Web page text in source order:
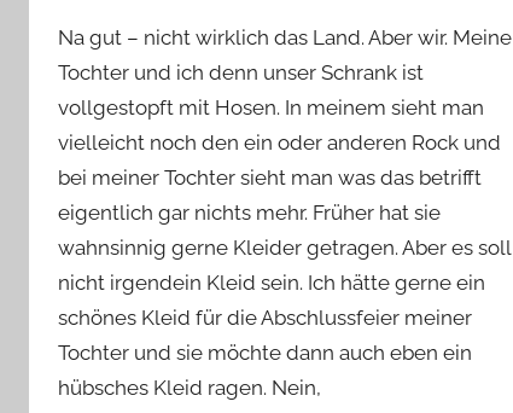
n
Y
v
o
n
n
Na gut – nicht wirklich das Land. Aber wir. Meine
Tochter und ich denn unser Schrank ist
vollgestopft mit Hosen. In meinem sieht man
vielleicht noch den ein oder anderen Rock und
bei meiner Tochter sieht man was das betrifft
eigentlich gar nichts mehr. Früher hat sie
wahnsinnig gerne Kleider getragen. Aber es soll
nicht irgendein Kleid sein. Ich hätte gerne ein
schönes Kleid für die Abschlussfeier meiner
Tochter und sie möchte dann auch eben ein
hübsches Kleid ragen. Nein,